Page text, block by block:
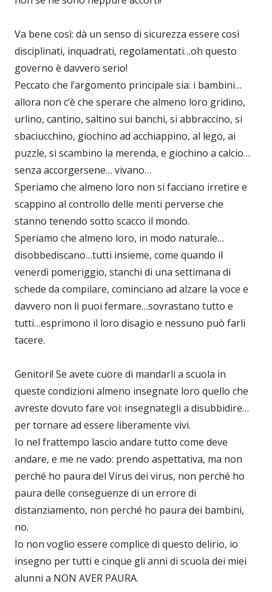
Va bene così: dà un senso di sicurezza essere così
disciplinati, inquadrati, regolamentati…oh questo
governo è davvero serio!
Peccato che l’argomento principale sia: i bambini…
allora non c’è che sperare che almeno loro gridino,
urlino, cantino, saltino sui banchi, si abbraccino, si
sbaciucchino, giochino ad acchiappino, al lego, ai
puzzle, si scambino la merenda, e giochino a calcio…
senza accorgersene… vivano…
Speriamo che almeno loro non si facciano irretire e
scappino al controllo delle menti perverse che
stanno tenendo sotto scacco il mondo.
Speriamo che almeno loro, in modo naturale…
disobbediscano…tutti insieme, come quando il
venerdì pomeriggio, stanchi di una settimana di
schede da compilare, cominciano ad alzare la voce e
davvero non li puoi fermare…sovrastano tutto e
tutti…esprimono il loro disagio e nessuno può farli
tacere.
Genitori! Se avete cuore di mandarli a scuola in
queste condizioni almeno insegnate loro quello che
avreste dovuto fare voi: insegnategli a disubbidire…
per tornare ad essere liberamente vivi.
Io nel frattempo lascio andare tutto come deve
andare, e me ne vado: prendo aspettativa, ma non
perché ho paura del Virus dei virus, non perché ho
paura delle conseguenze di un errore di
distanziamento, non perché ho paura dei bambini,
no.
Io non voglio essere complice di questo delirio, io
insegno per tutti e cinque gli anni di scuola dei miei
alunni a NON AVER PAURA.